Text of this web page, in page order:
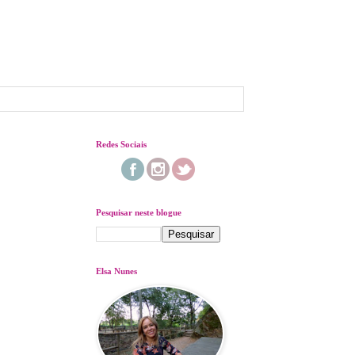
Redes Sociais
Pesquisar neste blogue
Elsa Nunes